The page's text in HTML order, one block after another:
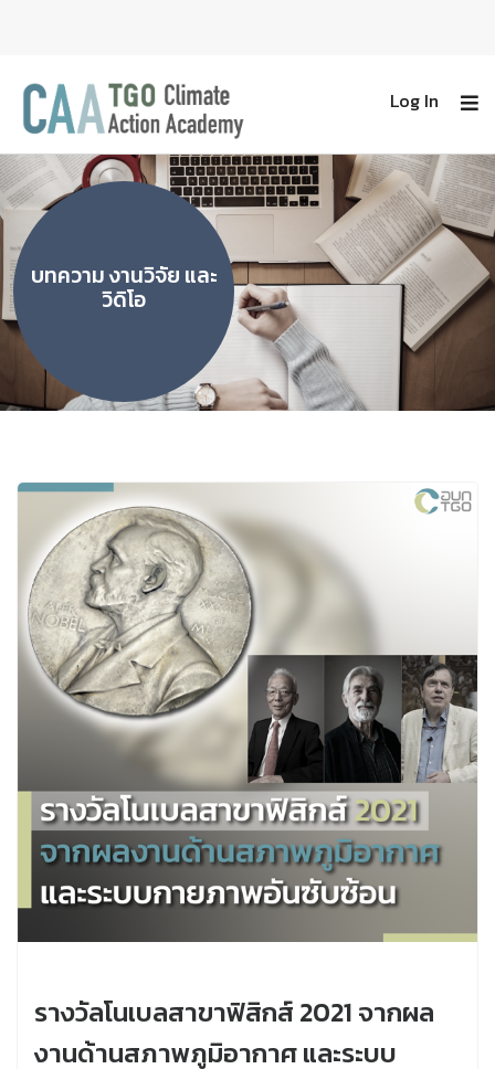
Log In
บทความ งานวิจัย และ
วิดิโอ
รางวัลโนเบลสาขาฟิสิกส์ 2021 จากผล
งานด้านสภาพภูมิอากาศ และระบบ